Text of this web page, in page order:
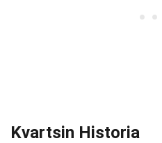
Kvartsin Historia